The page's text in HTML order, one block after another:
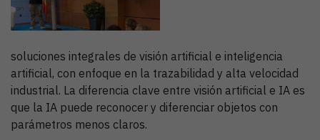
soluciones integrales de visión artificial e inteligencia
artificial, con enfoque en la trazabilidad y alta velocidad
industrial. La diferencia clave entre visión artificial e IA es
que la IA puede reconocer y diferenciar objetos con
parámetros menos claros.